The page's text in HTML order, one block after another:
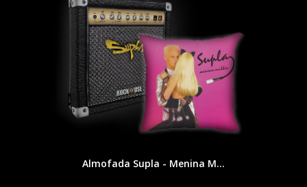
Almofada Supla - Menina M...